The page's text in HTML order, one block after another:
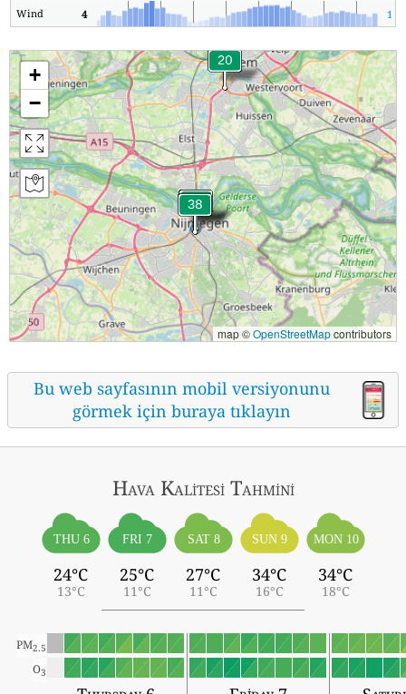
Wind 4 1
+
−
map ©OpenStreetMapcontributors
Bu web sayfasının mobil versiyonunu
görmek için buraya tıklayın
Hava Kalitesi Tahmini
THU 6
24°C
13°C
FRI 7
25°C
11°C
SAT 8
27°C
11°C
SUN 9
34°C
16°C
MON 10
34°C
18°C
PM2.5
O3